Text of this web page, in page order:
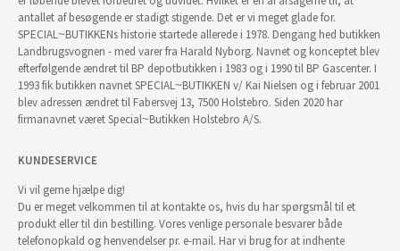
antallet af besøgende er stadigt stigende. Det er vi meget glade for.
SPECIAL~BUTIKKENs historie startede allerede i 1978. Dengang hed butikken
Landbrugsvognen - med varer fra Harald Nyborg. Navnet og konceptet blev
efterfølgende ændret til BP depotbutikken i 1983 og i 1990 til BP Gascenter. I
1993 fik butikken navnet SPECIAL~BUTIKKEN v/ Kai Nielsen og i februar 2001
blev adressen ændret til Fabersvej 13, 7500 Holstebro. Siden 2020 har
firmanavnet været Special~Butikken Holstebro A/S.
KUNDESERVICE
Vi vil gerne hjælpe dig!
Du er meget velkommen til at kontakte os, hvis du har spørgsmål til et
produkt eller til din bestilling. Vores venlige personale besvarer både
telefonopkald og henvendelser pr. e-mail. Har vi brug for at indhente